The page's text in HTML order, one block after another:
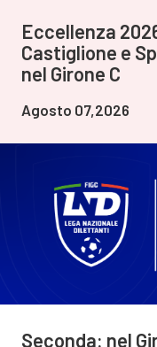
Eccellenza
Castiglione e
nel Girone C
Agosto 07,2026
Seconda: nel